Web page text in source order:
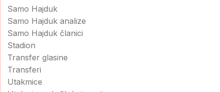
Samo Hajduk
Samo Hajduk analize
Samo Hajduk članici
Stadion
Transfer glasine
Transferi
Utakmice